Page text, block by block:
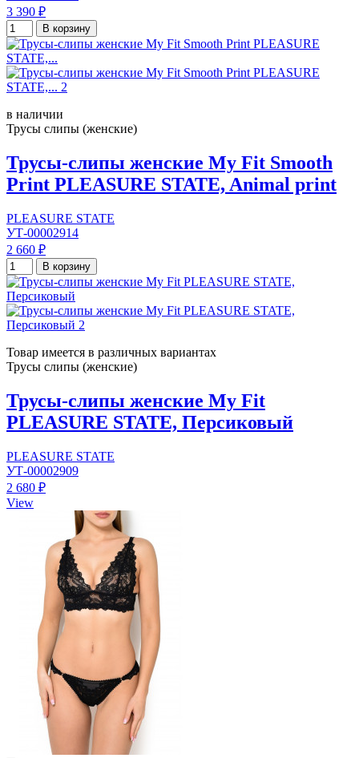
3 390 ₽
В корзину
в наличии
Трусы слипы (женские)
Трусы-слипы женские My Fit Smooth
Print PLEASURE STATE, Animal print
PLEASURE STATE
УТ-00002914
2 660 ₽
В корзину
Товар имеется в различных вариантах
Трусы слипы (женские)
Трусы-слипы женские My Fit
PLEASURE STATE, Персиковый
PLEASURE STATE
УТ-00002909
2 680 ₽
View